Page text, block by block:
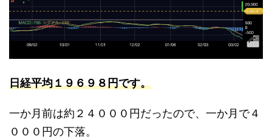
日経平均１９６９８円です。
一か月前は約２４０００円だったので、一か月で４
０００円の下落。